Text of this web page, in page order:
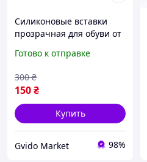
Силиконовые вставки
прозрачная для обуви от
пяткоудерживатель от
Готово к отправке
150₴
300 ₴
Купить
Gvido Market 98%